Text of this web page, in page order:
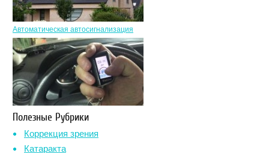
Автоматическая автосигнализация
Полезные Рубрики
Коррекция зрения
Катаракта